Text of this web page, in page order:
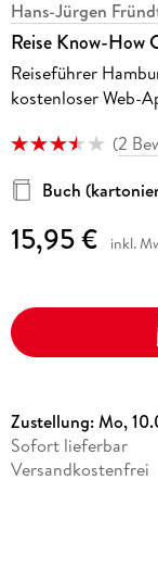
Hans-Jürgen
Reise Know-How
Reiseführer
kostenloser Web-
(2
Buch
15,95 € inkl.
Zustellung:Mo,
Sofort lieferbar
Versandkostenfrei